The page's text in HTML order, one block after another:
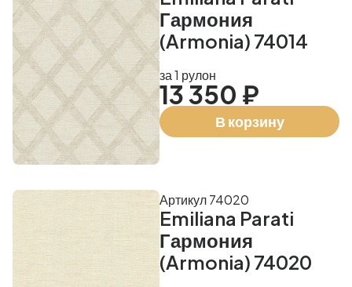
Гармония
(Armonia) 74014
за 1 рулон
13 350 ₽
В корзину
Emiliana Parati
Гармония
(Armonia) 74020
Артикул 74020